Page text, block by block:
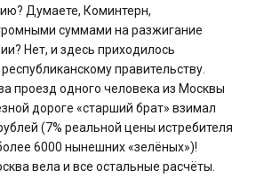
Думаете, Коминтерн,
суммами на разжигание
Нет, и здесь приходилось
правительству.
проезд одного человека из Москвы
дороге «старший брат» взимал
(7% реальной цены истребителя
6000 нынешних «зелёных»)!
вела и все остальные расчёты.